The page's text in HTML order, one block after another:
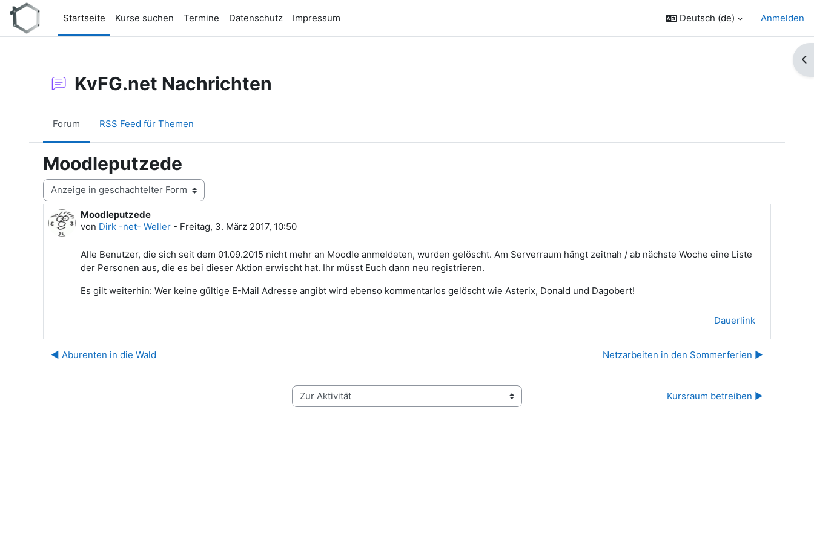
Zum Hauptinhalt
Startseite
Kurse suchen Termine Datenschutz Impressum Deutsch ‎(de)‎ Anmelden
KvFG.net Nachrichten
Forum RSS Feed für Themen
Moodleputzede
Anzeigemodus
Moodleputzede
von Dirk -net- Weller - Freitag, 3. März 2017, 10:50
Anzahl Antworten: 0
Alle Benutzer, die sich seit dem 01.09.2015 nicht mehr an Moodle anmeldeten, wurden gelöscht. Am Serverraum hängt zeitnah / ab nächste Woche eine Liste
der Personen aus, die es bei dieser Aktion erwischt hat. Ihr müsst Euch dann neu registrieren.
Es gilt weiterhin: Wer keine gültige E-Mail Adresse angibt wird ebenso kommentarlos gelöscht wie Asterix, Donald und Dagobert!
Dauerlink
◀︎ Aburenten in die Wald Netzarbeiten in den Sommerferien ▶︎
Zur Aktivität Kursraum betreiben ▶︎